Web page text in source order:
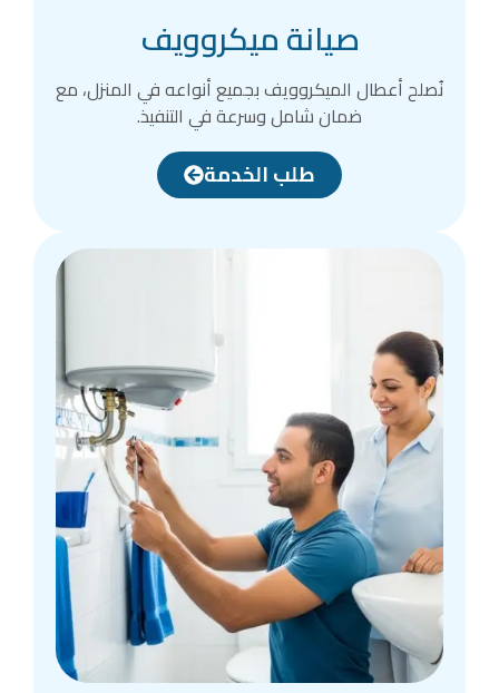
صيانة ميكروويف
نُصلح أعطال الميكروويف بجميع أنواعه في المنزل، مع
ضمان شامل وسرعة في التنفيذ.
طلب الخدمة